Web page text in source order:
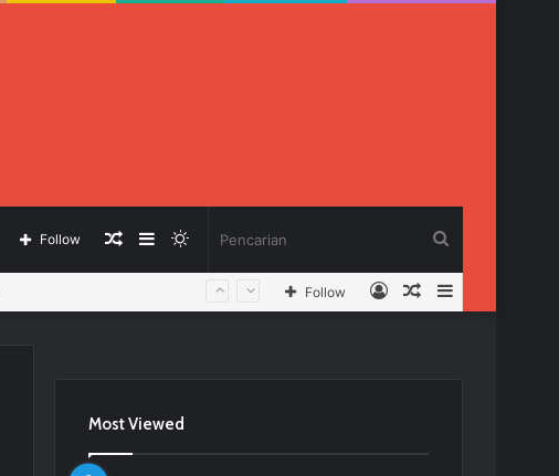
Switch
Sidebar
Berita
Follow
Berita
Log
Follow
Most Viewed